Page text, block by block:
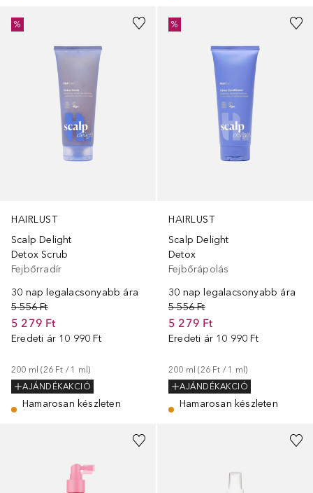
HAIRLUST
Scalp Delight
Detox Scrub
Fejbőrradír
30 nap legalacsonyabb ára
5 556 Ft
5 279 Ft
Eredeti ár 10 990 Ft
200 ml (26 Ft / 1 ml)
AJÁNDÉKAKCIÓ
Hamarosan készleten
%
HAIRLUST
Scalp Delight
Detox
Fejbőrápolás
30 nap legalacsonyabb ára
5 556 Ft
5 279 Ft
Eredeti ár 10 990 Ft
200 ml (26 Ft / 1 ml)
AJÁNDÉKAKCIÓ
Hamarosan készleten
%